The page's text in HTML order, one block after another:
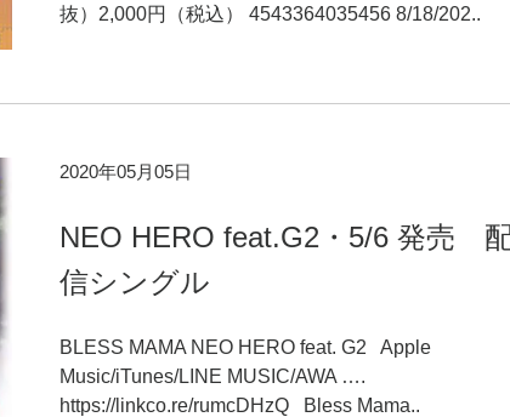
抜）2,000円（税込） 4543364035456 8/18/202..
2020年05月05日
NEO HERO feat.G2・5/6 発売
信シングル
BLESS MAMA NEO HERO feat. G2 Apple
Music/iTunes/LINE MUSIC/AWA ….
https://linkco.re/rumcDHzQ Bless Mama..